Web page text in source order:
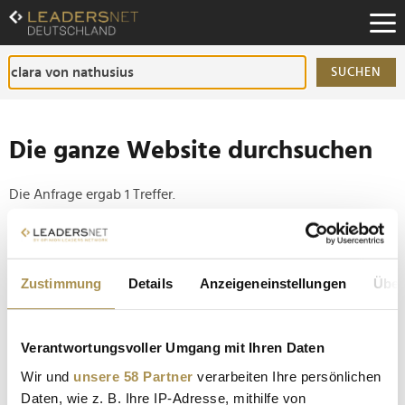
Zustimmung Details Anzeigeneinstellungen
Verantwortungsvoller Umgang mit Ihren Daten
Wir und unsere 58 Partner verarbeiten Ihre persönlichen
Daten, wie z. B. Ihre IP-Adresse, mithilfe von
Zum
Inhalt
Zur
Fußzeilen-
Navigation
SUCHEN
Die ganze Website durchsuchen
Die Anfrage ergab 1 Treffer.
Tipp
Seiten suchen, die genau diese Wortgruppe enthalten:
McDonald’s zwischen Ehrenamt und Fußballfieber